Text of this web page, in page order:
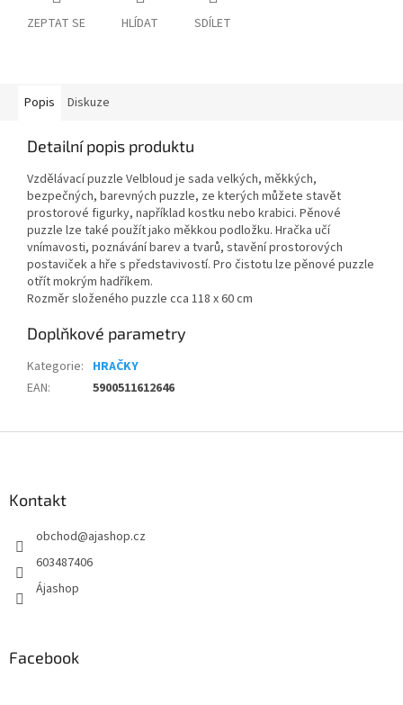
ZEPTAT SE HLÍDAT SDÍLET
Popis Diskuze
Detailní popis produktu
Vzdělávací puzzle Velbloud je sada velkých, měkkých,
bezpečných, barevných puzzle, ze kterých můžete stavět
prostorové figurky, například kostku nebo krabici. Pěnové
puzzle lze také použít jako měkkou podložku. Hračka učí
vnímavosti, poznávání barev a tvarů, stavění prostorových
postaviček a hře s představivostí. Pro čistotu lze pěnové puzzle
otřít mokrým hadříkem.
Rozměr složeného puzzle cca 118 x 60 cm
Doplňkové parametry
Kategorie: HRAČKY
EAN: 5900511612646
Kontakt
obchod@ajashop.cz
603487406
Ájashop
Facebook